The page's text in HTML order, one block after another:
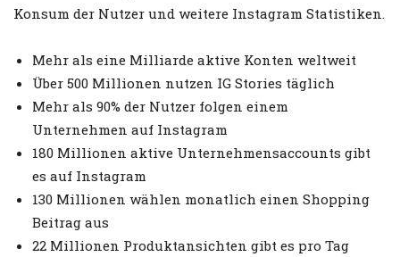
Konsum der Nutzer und weitere Instagram Statistiken.
Mehr als eine Milliarde aktive Konten weltweit
Über 500 Millionen nutzen IG Stories täglich
Mehr als 90% der Nutzer folgen einem
Unternehmen auf Instagram
180 Millionen aktive Unternehmensaccounts gibt
es auf Instagram
130 Millionen wählen monatlich einen Shopping
Beitrag aus
22 Millionen Produktansichten gibt es pro Tag